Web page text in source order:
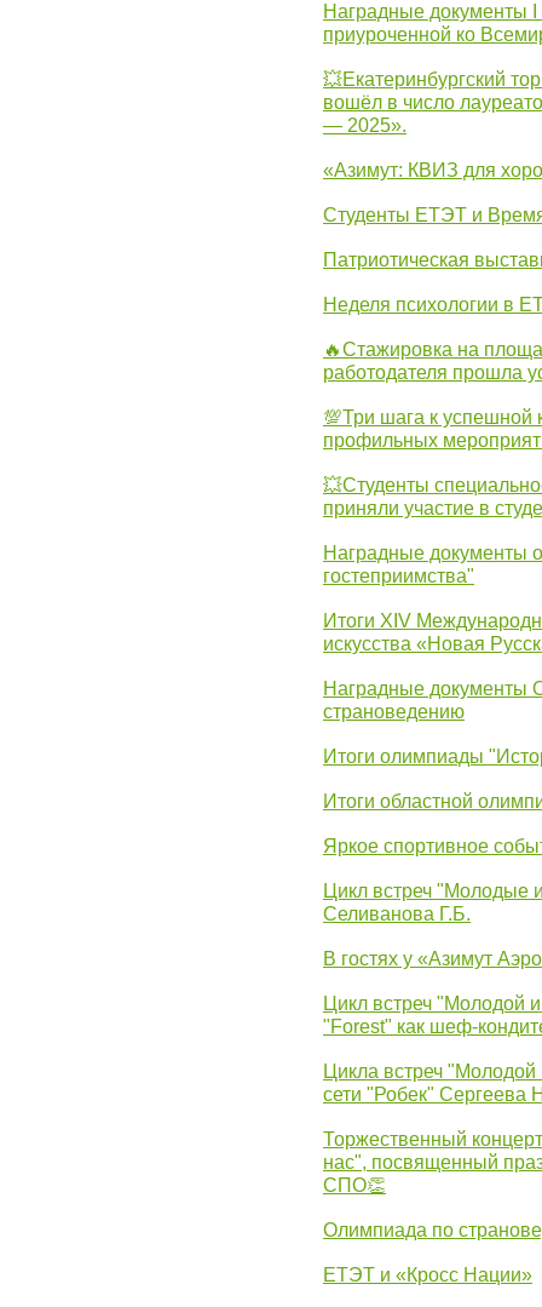
Наградные документы
приуроченной ко
💥Екатеринбургский
вошёл в число
— 2025».
«Азимут: КВИЗ для
Студенты ЕТЭТ и
Патриотическая
Неделя психологии в
🔥Стажировка на
работодателя прошла
💯Три шага к успешной
профильных
💥Студенты
приняли участие в
Наградные документы
гостеприимства"
Итоги XIV
искусства «Новая
Наградные документы
страноведению
Итоги олимпиады
Итоги областной
Яркое спортивное
Цикл встреч "Молодые
Селиванова Г.Б.
В гостях у «Азимут
Цикл встреч "Молодой
"Forest" как шеф-
Цикла встреч
сети "Робек" Сергеева
Торжественный
нас", посвященный
СПО👏
Олимпиада по
ЕТЭТ и «Кросс Нации»